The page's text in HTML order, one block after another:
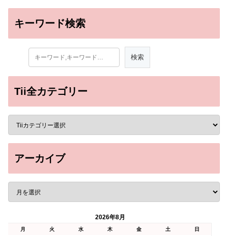
キーワード検索
Tii全カテゴリー
アーカイブ
2026年8月
月 火 水 木 金 土
日